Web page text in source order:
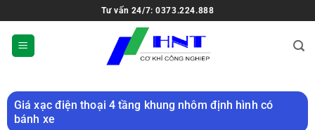
Tư vấn 24/7: 0373.224.888
Giá xạc điện thoại 4 tầng khung nhôm định hình có
bánh xe